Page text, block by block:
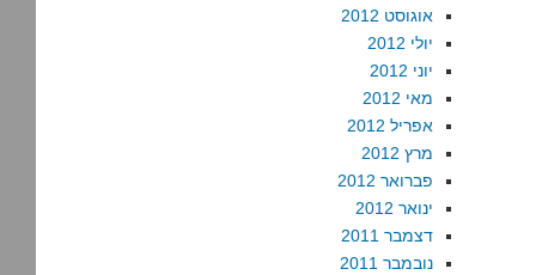
אוגוסט 2012
יולי 2012
יוני 2012
מאי 2012
אפריל 2012
מרץ 2012
פברואר 2012
ינואר 2012
דצמבר 2011
נובמבר 2011